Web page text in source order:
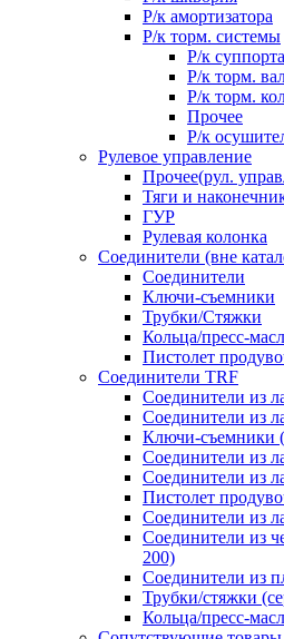
Р/к амортизатора
Р/к торм. системы
Р/к суппорта
Р/к торм.
Р/к торм.
Прочее
Р/к
Рулевое управление
Прочее(рул.
Тяги и
ГУР
Рулевая колонка
Соединители (вне
Соединители
Ключи-cъемники
Трубки/Стяжки
Кольца/пресс-
Пистолет
Соединители TRF
Соединители из
Соединители из
Ключи-съемники
Соединители из
Соединители из
Пистолет
Соединители из
Соединители из
200)
Соединители из
Трубки/стяжки
Кольца/пресс-